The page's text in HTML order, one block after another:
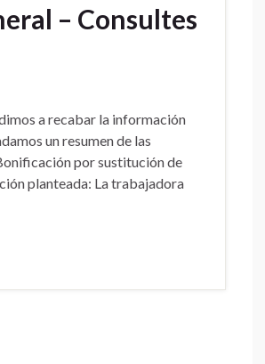
– Consultes
a recabar la información
un resumen de las
por sustitución de
planteada: La trabajadora